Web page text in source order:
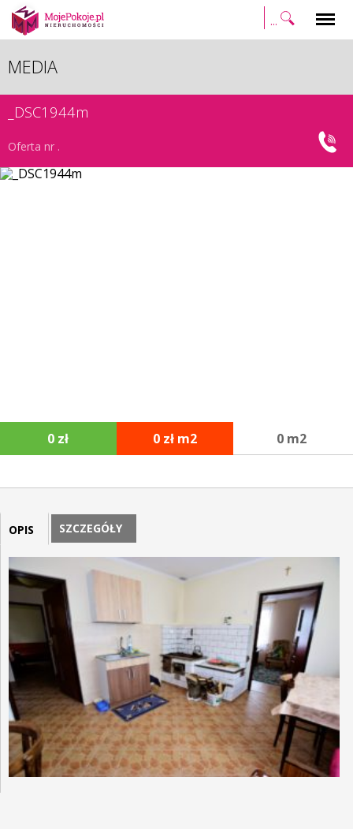
Szukaj
MEDIA
_DSC1944m
Oferta nr .
0 zł 0 zł m2 0 m2
OPIS SZCZEGÓŁY